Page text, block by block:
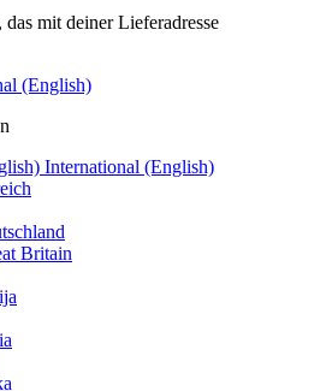
, das mit deiner Lieferadresse
(English)
International (English)
Britain